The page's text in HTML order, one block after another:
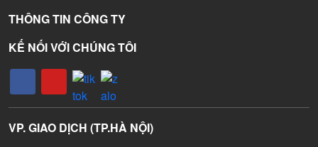
THÔNG TIN CÔNG TY
KẾ NỐI VỚI CHÚNG TÔI
VP. GIAO DỊCH (TP.HÀ NỘI)